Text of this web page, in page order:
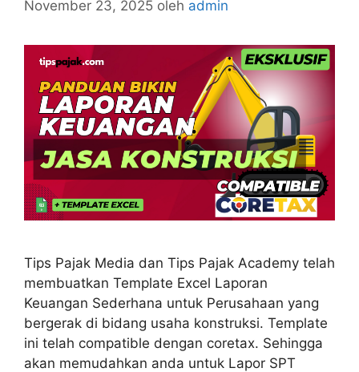
November 23, 2025 oleh admin
Tips Pajak Media dan Tips Pajak Academy telah
membuatkan Template Excel Laporan
Keuangan Sederhana untuk Perusahaan yang
bergerak di bidang usaha konstruksi. Template
ini telah compatible dengan coretax. Sehingga
akan memudahkan anda untuk Lapor SPT